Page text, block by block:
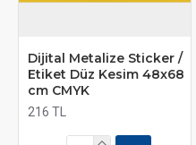
Dijital Metalize Sticker /
Etiket Düz Kesim 48x68
cm CMYK
216 TL